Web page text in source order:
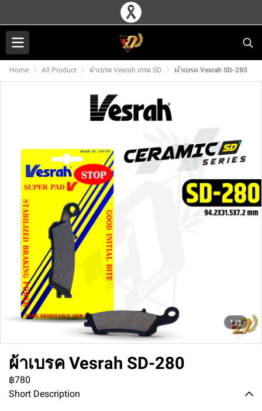
Home All Product ผ้าเบรค Vesrah เกรด SD ผ้าเบรค Vesrah SD-280
1/1
ผ้าเบรค Vesrah SD-280
฿780
Short Description